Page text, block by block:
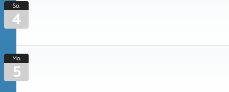
So.
4
Mo.
5